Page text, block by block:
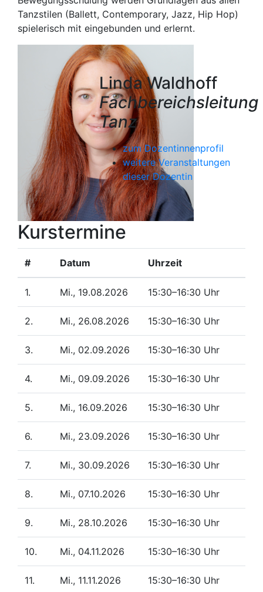
Tanzstilen (Ballett, Contemporary, Jazz, Hip Hop)
spielerisch mit eingebunden und erlernt.
Linda Waldhoff
Fachbereichsleitung
Tanz
zum Dozentinnenprofil
weitere Veranstaltungen
dieser Dozentin
Kurstermine
# Datum Uhrzeit
1. Mi., 19.08.2026 15:30–16:30 Uhr
2. Mi., 26.08.2026 15:30–16:30 Uhr
3. Mi., 02.09.2026 15:30–16:30 Uhr
4. Mi., 09.09.2026 15:30–16:30 Uhr
5. Mi., 16.09.2026 15:30–16:30 Uhr
6. Mi., 23.09.2026 15:30–16:30 Uhr
7. Mi., 30.09.2026 15:30–16:30 Uhr
8. Mi., 07.10.2026 15:30–16:30 Uhr
9. Mi., 28.10.2026 15:30–16:30 Uhr
10. Mi., 04.11.2026 15:30–16:30 Uhr
11. Mi., 11.11.2026 15:30–16:30 Uhr